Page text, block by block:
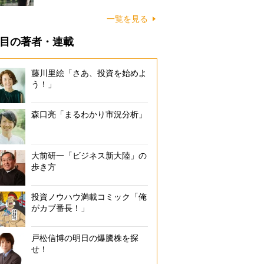
一覧を見る
の著者・連載
藤川里絵「さあ、投資を始めよ
う！」
森口亮「まるわかり市況分析」
大前研一「ビジネス新大陸」の
歩き方
投資ノウハウ満載コミック「俺
がカブ番長！」
戸松信博の明日の爆騰株を探
せ！